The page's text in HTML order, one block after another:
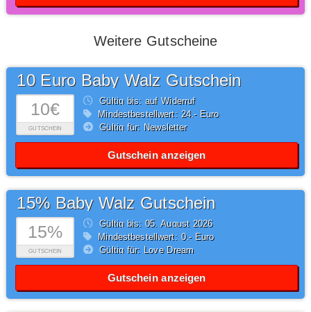
Weitere Gutscheine
10€
GUTSCHEIN
10 Euro Baby Walz Gutschein
Gültig bis: auf Widerruf
Mindestbestellwert: 24,- Euro
Gültig für: Newsletter
Gutschein anzeigen
15%
GUTSCHEIN
15% Baby Walz Gutschein
Gültig bis: 05.August2026
Mindestbestellwert: 0,- Euro
Gültig für: Love Dream
Gutschein anzeigen